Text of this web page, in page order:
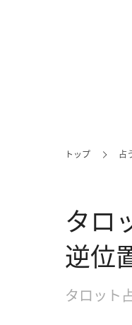
トップ 占
タロ
逆位
タロット